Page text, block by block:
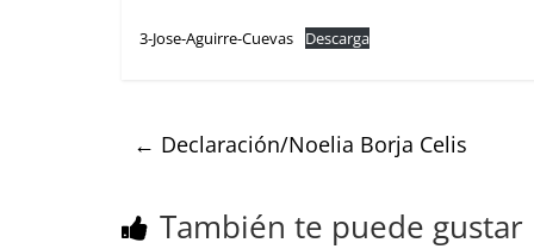
3-Jose-Aguirre-Cuevas Descarga
← Declaración/Noelia Borja Celis
También te puede gustar